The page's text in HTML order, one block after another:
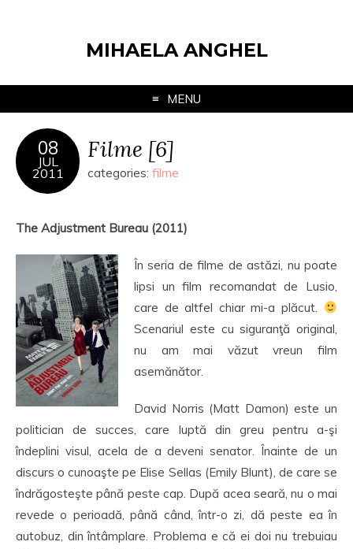
MIHAELA ANGHEL
MENU
08
JUL
2011
Filme [6]
categories: filme
The Adjustment Bureau (2011)
În seria de filme de astăzi, nu poate
lipsi un film recomandat de Lusio,
care de altfel chiar mi-a plăcut.
Scenariul este cu siguranţă original,
nu am mai văzut vreun film
asemănător.
David Norris (Matt Damon) este un
politician de succes, care luptă din greu pentru a-şi
îndeplini visul, acela de a deveni senator. Înainte de un
discurs o cunoaşte pe Elise Sellas (Emily Blunt), de care se
îndrăgosteşte până peste cap. După acea seară, nu o mai
revede o perioadă, până când, într-o zi, dă peste ea în
autobuz, din întâmplare. Problema e că ei doi nu trebuiau